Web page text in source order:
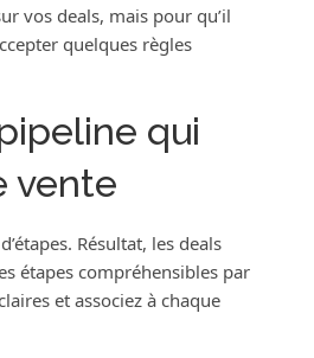
vos deals, mais pour qu’il
quelques règles
qui
vente
Résultat, les deals
étapes compréhensibles par
et associez à chaque